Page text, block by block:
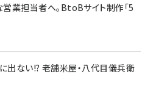
業担当者へ。BtoBサイト制作「5
ない!? 老舗米屋・八代目儀兵衛